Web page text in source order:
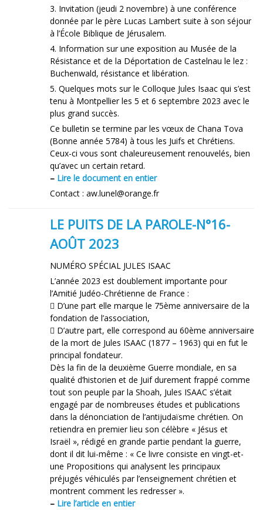
3. Invitation (jeudi 2 novembre) à une conférence
donnée par le père Lucas Lambert suite à son séjour
à l’École Biblique de Jérusalem.
4. Information sur une exposition au Musée de la
Résistance et de la Déportation de Castelnau le lez :
Buchenwald, résistance et libération.
5. Quelques mots sur le Colloque Jules Isaac qui s’est
tenu à Montpellier les 5 et 6 septembre 2023 avec le
plus grand succès.
Ce bulletin se termine par les vœux de Chana Tova
(Bonne année 5784) à tous les Juifs et Chrétiens.
Ceux-ci vous sont chaleureusement renouvelés, bien
qu’avec un certain retard.
– Lire le document en entier
Contact : aw.lunel@orange.fr
LE PUITS DE LA PAROLE-N°16-
AOÛT 2023
NUMÉRO SPÉCIAL JULES ISAAC
L’année 2023 est doublement importante pour
l’Amitié Judéo-Chrétienne de France :
 D’une part elle marque le 75ème anniversaire de la
fondation de l’association,
 D’autre part, elle correspond au 60ème anniversaire
de la mort de Jules ISAAC (1877 – 1963) qui en fut le
principal fondateur.
Dès la fin de la deuxième Guerre mondiale, en sa
qualité d’historien et de Juif durement frappé comme
tout son peuple par la Shoah, Jules ISAAC s’était
engagé par de nombreuses études et publications
dans la dénonciation de l’antijudaïsme chrétien. On
retiendra en premier lieu son célèbre « Jésus et
Israël », rédigé en grande partie pendant la guerre,
dont il dit lui-même : « Ce livre consiste en vingt-et-
une Propositions qui analysent les principaux
préjugés véhiculés par l’enseignement chrétien et
montrent comment les redresser ».
– Lire l’article en entier